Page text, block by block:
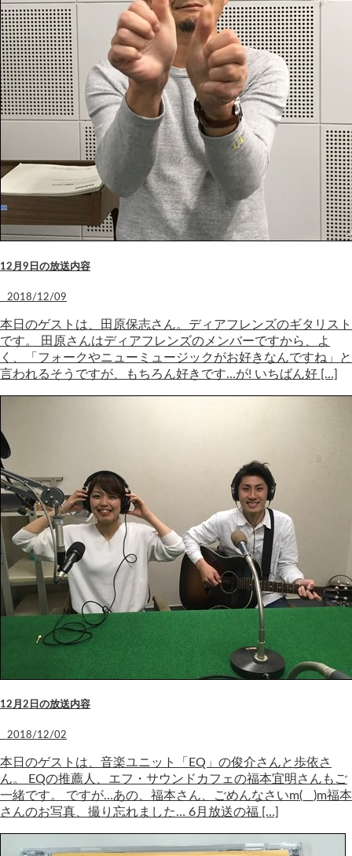
12月9日の放送内容
2018/12/09
本日のゲストは、田原保志さん。ディアフレンズのギタリスト
です。 田原さんはディアフレンズのメンバーですから、よ
く、「フォークやニューミュージックがお好きなんですね」と
言われるそうですが、もちろん好きです…が! いちばん好 […]
12月2日の放送内容
2018/12/02
本日のゲストは、音楽ユニット「EQ」の俊介さんと歩依さ
ん。 EQの推薦人、エフ・サウンドカフェの福本宜明さんもご
一緒です。 ですが…あの、福本さん、ごめんなさいm(__)m福本
さんのお写真、撮り忘れました… 6月放送の福 […]